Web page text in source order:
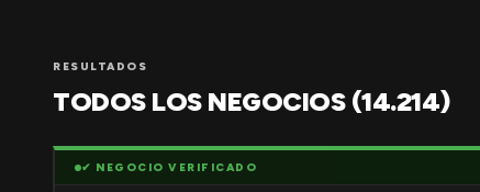
RESULTADOS
TODOS LOS NEGOCIOS (14.214)
✔ NEGOCIO VERIFICADO